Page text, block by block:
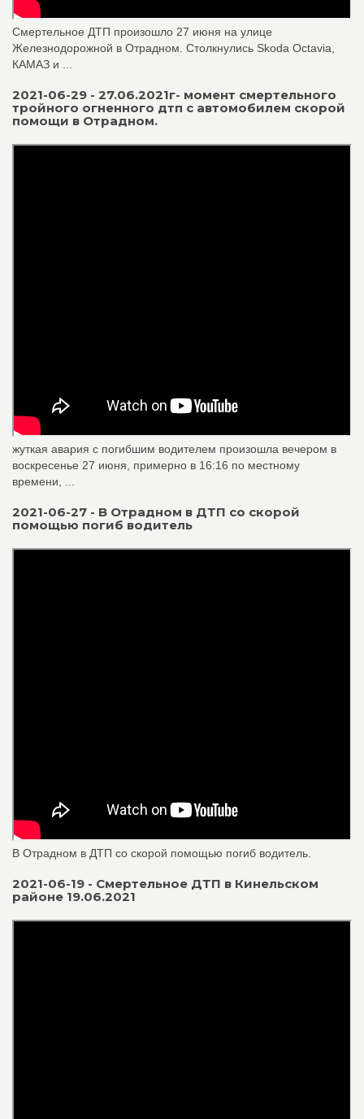
Смертельное ДТП произошло 27 июня на улице
Железнодорожной в Отрадном. Столкнулись Skoda Octavia,
КАМАЗ и ...
2021-06-29 - 27.06.2021г- момент смертельного
тройного огненного дтп с автомобилем скорой
помощи в Отрадном.
жуткая авария с погибшим водителем произошла вечером в
воскресенье 27 июня, примерно в 16:16 по местному
времени, ...
2021-06-27 - В Отрадном в ДТП со скорой
помощью погиб водитель
В Отрадном в ДТП со скорой помощью погиб водитель.
2021-06-19 - Смертельное ДТП в Кинельском
районе 19.06.2021